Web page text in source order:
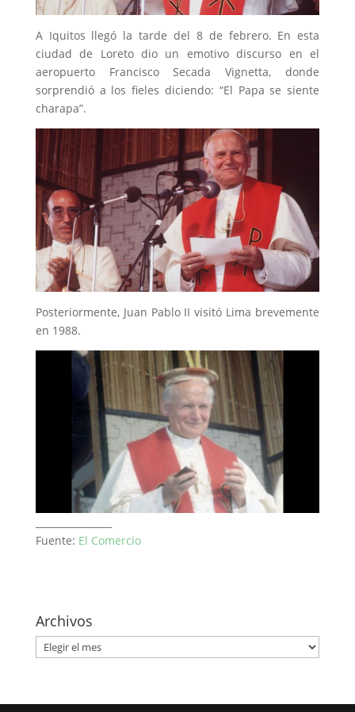
A Iquitos llegó la tarde del 8 de febrero. En esta
ciudad de Loreto dio un emotivo discurso en el
aeropuerto Francisco Secada Vignetta, donde
sorprendió a los fieles diciendo: “El Papa se siente
charapa”.
Posteriormente, Juan Pablo II visitó Lima brevemente
en 1988.
Fuente: El Comercio
Archivos
Archivos